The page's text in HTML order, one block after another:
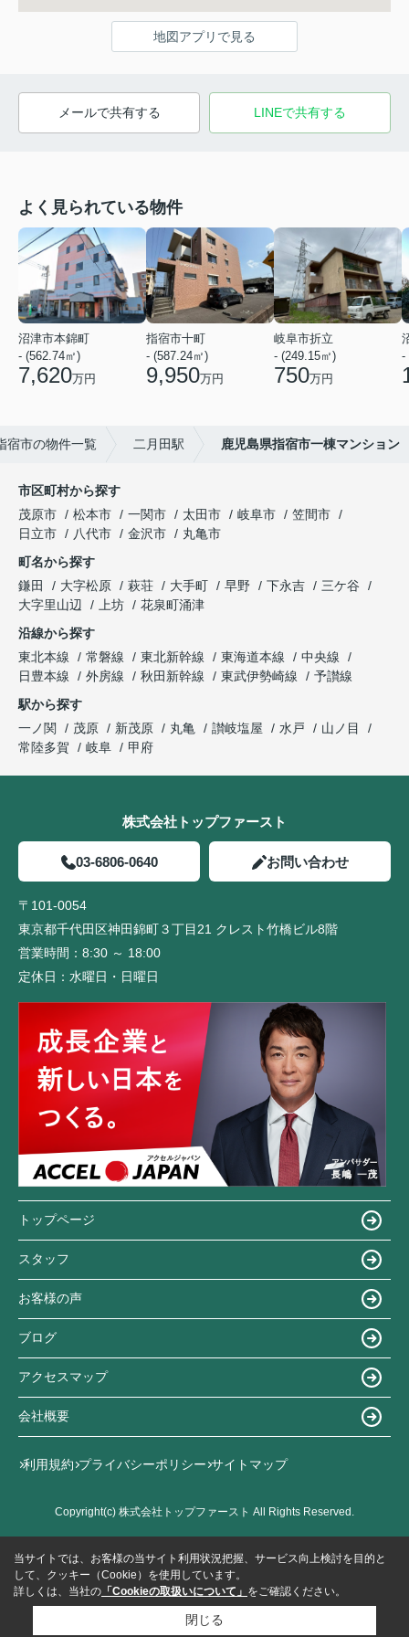
地図アプリで見る
メールで共有する LINEで共有する
よく見られている物件
沼津市本錦町
- (562.74㎡)
7,620万円
指宿市十町
- (587.24㎡)
9,950万円
岐阜市折立
- (249.15㎡)
750万円
-
宿市の物件一覧 二月田駅 鹿児島県指宿市一棟マンション
市区町村から探す
茂原市
松本市 一関市 太田市 岐阜市
笠間市
日立市
八代市 金沢市
丸亀市
町名から探す
鎌田
大字松原 萩荘 大手町 早野 下永吉
三ケ谷
大字里山辺
上坊
花泉町涌津
沿線から探す
東北本線
常磐線 東北新幹線 東海道本線
中央線
日豊本線
外房線 秋田新幹線 東武伊勢崎線
予讃線
駅から探す
一ノ関
茂原 新茂原 丸亀 讃岐塩屋 水戸
山ノ目
常陸多賀
岐阜 甲府
株式会社トップファースト
03-6806-0640 お問い合わせ
〒101-0054
東京都千代田区神田錦町３丁目21 クレスト竹橋ビル8階
営業時間： 8:30 ～ 18:00
定休日： 水曜日・日曜日
トップページ
スタッフ
お客様の声
ブログ
アクセスマップ
会社概要
利用規約 プライバシーポリシー サイトマップ
Copyright(c) 株式会社トップファースト All Rights Reserved.
当サイトでは、お客様の当サイト利用状況把握、サービス向上検討を目的と
して、クッキー（Cookie）を使用しています。
詳しくは、当社の 「Cookieの取扱いについて」 をご確認ください。
閉じる